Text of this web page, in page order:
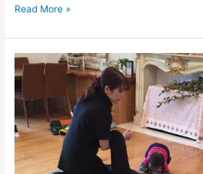
Read More »
ア
ロ
マ
プ
レ
ッ
シ
ャ